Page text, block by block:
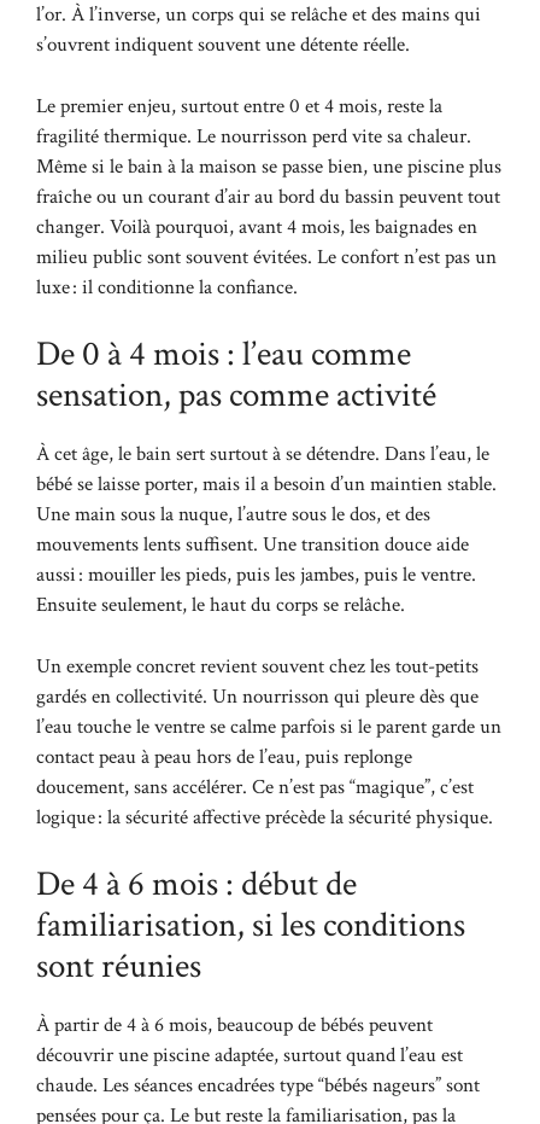
l’or. À l’inverse, un corps qui se relâche et des mains qui
s’ouvrent indiquent souvent une détente réelle.
Le premier enjeu, surtout entre 0 et 4 mois, reste la
fragilité thermique. Le nourrisson perd vite sa chaleur.
Même si le bain à la maison se passe bien, une piscine plus
fraîche ou un courant d’air au bord du bassin peuvent tout
changer. Voilà pourquoi, avant 4 mois, les baignades en
milieu public sont souvent évitées. Le confort n’est pas un
luxe : il conditionne la confiance.
De 0 à 4 mois : l’eau comme
sensation, pas comme activité
À cet âge, le bain sert surtout à se détendre. Dans l’eau, le
bébé se laisse porter, mais il a besoin d’un maintien stable.
Une main sous la nuque, l’autre sous le dos, et des
mouvements lents suffisent. Une transition douce aide
aussi : mouiller les pieds, puis les jambes, puis le ventre.
Ensuite seulement, le haut du corps se relâche.
Un exemple concret revient souvent chez les tout-petits
gardés en collectivité. Un nourrisson qui pleure dès que
l’eau touche le ventre se calme parfois si le parent garde un
contact peau à peau hors de l’eau, puis replonge
doucement, sans accélérer. Ce n’est pas “magique”, c’est
logique : la sécurité affective précède la sécurité physique.
De 4 à 6 mois : début de
familiarisation, si les conditions
sont réunies
À partir de 4 à 6 mois, beaucoup de bébés peuvent
découvrir une piscine adaptée, surtout quand l’eau est
chaude. Les séances encadrées type “bébés nageurs” sont
pensées pour ça. Le but reste la familiarisation, pas la